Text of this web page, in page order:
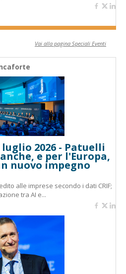
Vai alla pagina Speciali Eventi
2026 - Patuelli
e per l'Europa,
nuovo impegno
alle imprese secondo i dati CRIF;
tra AI e...